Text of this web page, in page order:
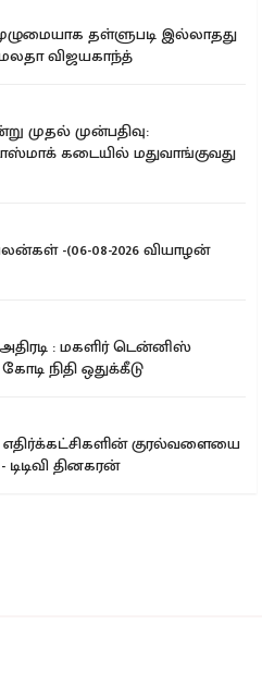
தள்ளுபடி இல்லாதது
விஜயகாந்த்
முதல் முன்பதிவு:
கடையில் மதுவாங்குவது
-(06-08-2026 வியாழன்
: மகளிர் டென்னிஸ்
நிதி ஒதுக்கீடு
எதிர்க்கட்சிகளின் குரல்வளையை
தினகரன்